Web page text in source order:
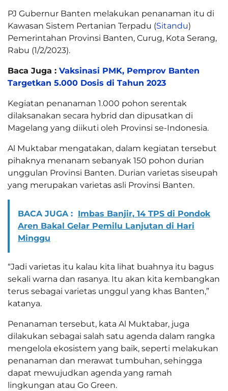
PJ Gubernur Banten melakukan penanaman itu di
Kawasan Sistem Pertanian Terpadu (Sitandu)
Pemerintahan Provinsi Banten, Curug, Kota Serang,
Rabu (1/2/2023).
Baca Juga : Vaksinasi PMK, Pemprov Banten
Targetkan 5.000 Dosis di Tahun 2023
Kegiatan penanaman 1.000 pohon serentak
dilaksanakan secara hybrid dan dipusatkan di
Magelang yang diikuti oleh Provinsi se-Indonesia.
Al Muktabar mengatakan, dalam kegiatan tersebut
pihaknya menanam sebanyak 150 pohon durian
unggulan Provinsi Banten. Durian varietas siseupah
yang merupakan varietas asli Provinsi Banten.
BACA JUGA : Imbas Banjir, 14 TPS di Pondok
Aren Bakal Gelar Pemilu Lanjutan di Hari
Minggu
“Jadi varietas itu kalau kita lihat buahnya itu bagus
sekali warna dan rasanya. Itu akan kita kembangkan
terus sebagai varietas unggul yang khas Banten,”
katanya.
Penanaman tersebut, kata Al Muktabar, juga
dilakukan sebagai salah satu agenda dalam rangka
mengelola ekosistem yang baik, seperti melakukan
penanaman dan merawat tumbuhan, sehingga
dapat mewujudkan agenda yang ramah
lingkungan atau Go Green.